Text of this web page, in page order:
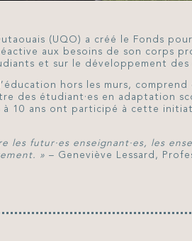
(UQO) a créé le Fonds
aux besoins de son corps
et sur le développement des
hors les murs,
des étudiant·es en adaptation
10 ans ont participé à cette
les futur·es enseignant·es, les
» – Geneviève Lessard,